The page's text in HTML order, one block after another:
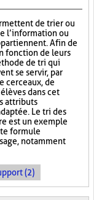
de trier ou
l’information ou
Afin de
fonction de leurs
de tri qui
se servir, par
cerceaux, de
dans cet
attributs
Le tri des
est un exemple
formule
notamment
(2)